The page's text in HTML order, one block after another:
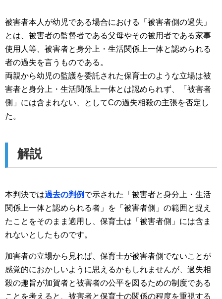
被害者本人が幼児である場合における「被害者側の過失」
とは、被害者の監督者である父母やその被用者である家事
使用人等、被害者と身分上・生活関係上一体と認められる
者の過失を言うものである。
両親から幼児の監護を委託された保育士のような立場は被
害者と身分上・生活関係上一体とは認められず、「被害者
側」には含まれない、としてCの過失相殺の主張を否定し
た。
解説
本判決では過去の判例 で示された「被害者と身分上・生活
関係上一体と認められる者」を「被害者側」の範囲と捉え
たことをそのまま適用し、保育士は「被害者側」には含ま
れないとしたものです。
加害者の立場から見れば、保育士が被害者側でないことが
感覚的におかしいように思えるかもしれませんが、過失相
殺の趣旨が加賀者と被害者の公平を図るための制度である
ことを考えると、被害者と保育士の関係の程度を重視する